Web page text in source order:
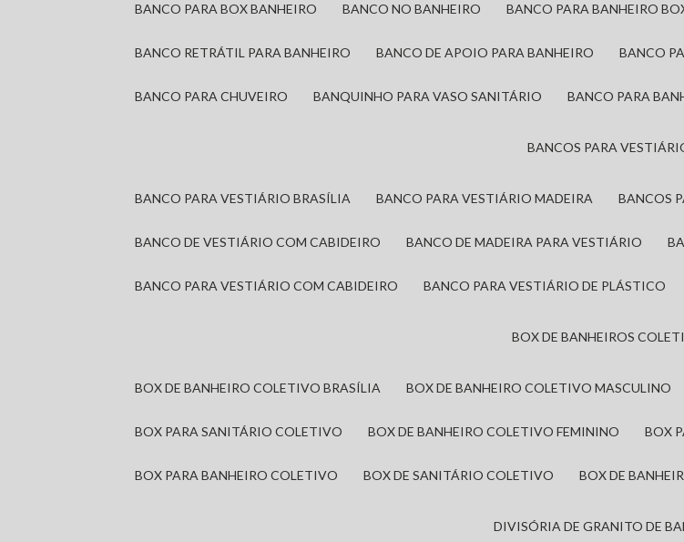
BANCO PARA BOX BANHEIRO BANCO NO BANHEIRO BANCO PARA BANHEIRO
BANCO RETRÁTIL PARA BANHEIRO BANCO DE APOIO PARA BANHEIRO BANCO
BANCO PARA CHUVEIRO BANQUINHO PARA VASO SANITÁRIO BANCO PARA
BANCOS PARA
BANCO PARA VESTIÁRIO BRASÍLIA BANCO PARA VESTIÁRIO MADEIRA BANCOS
BANCO DE VESTIÁRIO COM CABIDEIRO BANCO DE MADEIRA PARA VESTIÁRIO
BANCO PARA VESTIÁRIO COM CABIDEIRO BANCO PARA VESTIÁRIO DE PLÁSTICO
BOX DE BANHEIROS
BOX DE BANHEIRO COLETIVO BRASÍLIA BOX DE BANHEIRO COLETIVO MASCULINO
BOX PARA SANITÁRIO COLETIVO BOX DE BANHEIRO COLETIVO FEMININO BOX
BOX PARA BANHEIRO COLETIVO BOX DE SANITÁRIO COLETIVO BOX DE
DIVISÓRIA DE GRANITO DE